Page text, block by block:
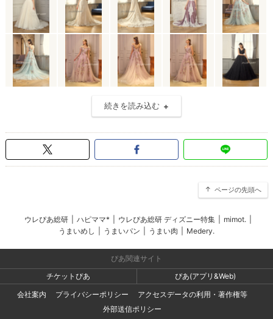
続きを読み込む
ページの先頭へ
ウレぴあ総研 ハピママ* ウレぴあ総研 ディズニー特集 mimot.
うまいめし
うまいパン うまい肉 Medery.
ぴあ関連サイト
チケットぴあ
ぴあ(アプリ&Web)
会社案内
プライバシーポリシー
アクセスデータの利用・著作権等
外部送信ポリシー